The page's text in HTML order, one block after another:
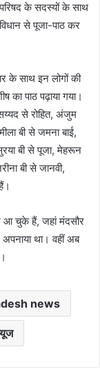
के सदस्यों के साथ
से पूजा-पाठ कर
के साथ इन लोगों की
का पाठ पढ़ाया गया।
से रोहित, अंजुम
बी से जमना बाई,
बी से पूजा, मेहरून
बी से जानवी,
आ चुके हैं, जहां मंदसौर
था। वहीं अब
news